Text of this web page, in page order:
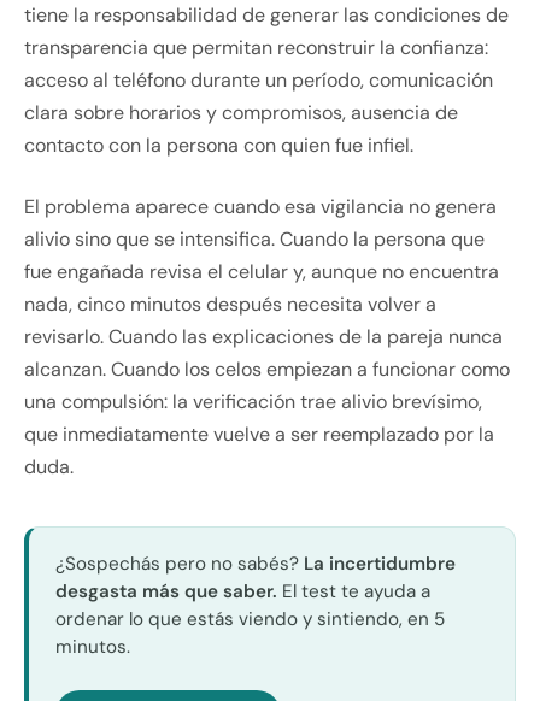
tiene la responsabilidad de generar las condiciones de
transparencia que permitan reconstruir la confianza:
acceso al teléfono durante un período, comunicación
clara sobre horarios y compromisos, ausencia de
contacto con la persona con quien fue infiel.
El problema aparece cuando esa vigilancia no genera
alivio sino que se intensifica. Cuando la persona que
fue engañada revisa el celular y, aunque no encuentra
nada, cinco minutos después necesita volver a
revisarlo. Cuando las explicaciones de la pareja nunca
alcanzan. Cuando los celos empiezan a funcionar como
una compulsión: la verificación trae alivio brevísimo,
que inmediatamente vuelve a ser reemplazado por la
duda.
¿Sospechás pero no sabés? La incertidumbre
desgasta más que saber. El test te ayuda a
ordenar lo que estás viendo y sintiendo, en 5
minutos.